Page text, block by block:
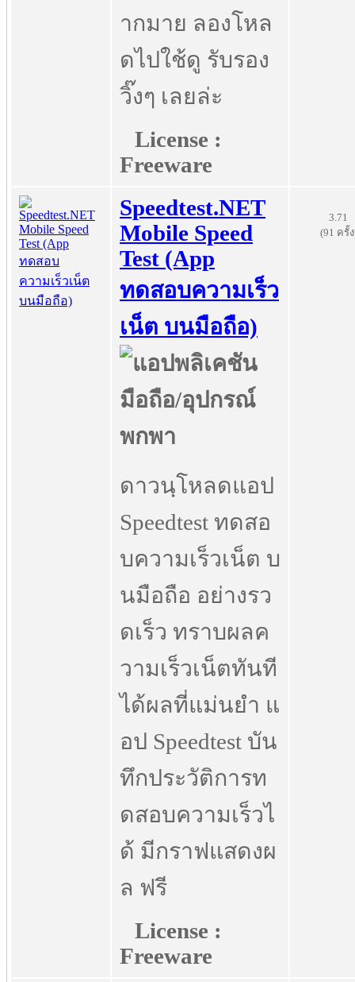
ากมาย ลองโหล
ดไปใช้ดู รับรอง
วิ๊งๆ เลยล่ะ
License :
Freeware
Speedtest.NET
Mobile Speed
Test (App
ทดสอบความเร็ว
เน็ต บนมือถือ)
ดาวนฺโหลดแอป
Speedtest ทดสอ
บความเร็วเน็ต บ
นมือถือ อย่างรว
ดเร็ว ทราบผลค
วามเร็วเน็ตทันที
ได้ผลที่แม่นยำ แ
อป Speedtest บัน
ทึกประวัติการท
ดสอบความเร็วไ
ด้ มีกราฟแสดงผ
ล ฟรี
License :
Freeware
3.71
(91 ครั้